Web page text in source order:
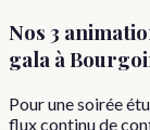
Nos 3
gala à
Pour une soirée
flux continu de